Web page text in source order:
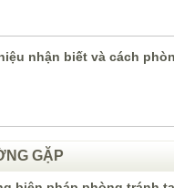
nhận biết và cách
GẶP